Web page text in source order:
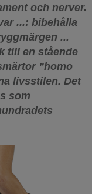
och nerver.
...: bibehålla
...
till en stående
”homo
livsstilen. Det
som